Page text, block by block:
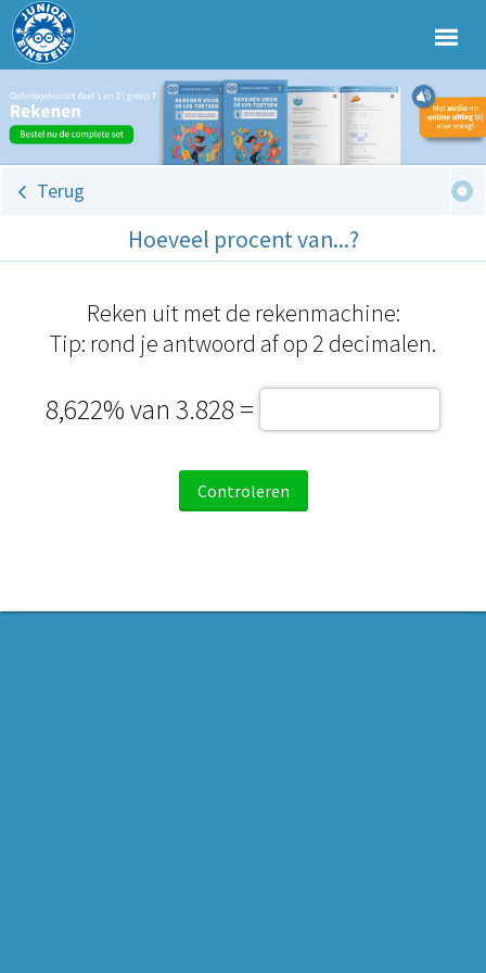
Terug
Hoeveel procent van...?
Reken uit met de rekenmachine:
Tip: rond je antwoord af op 2 decimalen.
8,622% van 3.828 =